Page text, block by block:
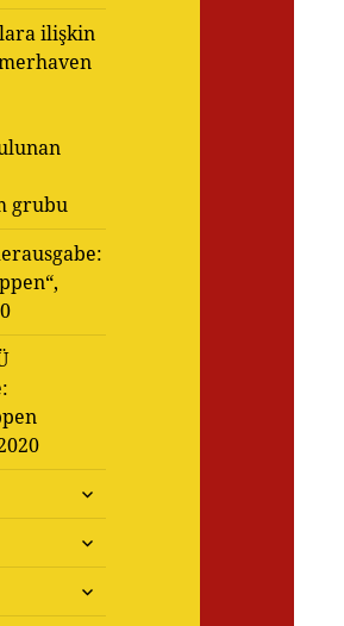
ilişkin
grubu
untermenü
öffnen
untermenü
öffnen
untermenü
öffnen